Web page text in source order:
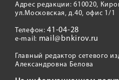
Адрес редакции: 610020,
ул.Московская, д.40, офис 1/1
Телефон:41-04-28
e-mail: mail@bnkirov.ru
Главный редактор сетевого
Александровна Белова